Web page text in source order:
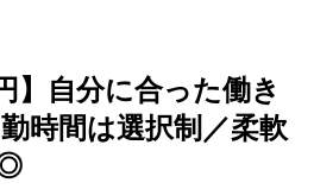
】自分に合った働き
時間は選択制／柔軟
◎